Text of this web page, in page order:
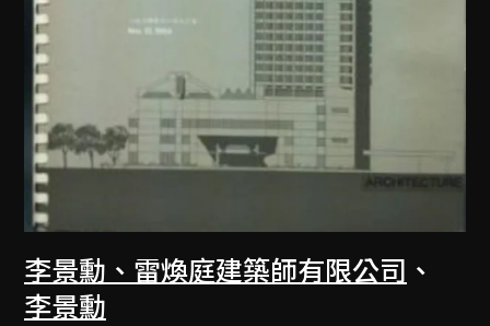
李景勳、雷煥庭建築師有限公司 、
李景勳